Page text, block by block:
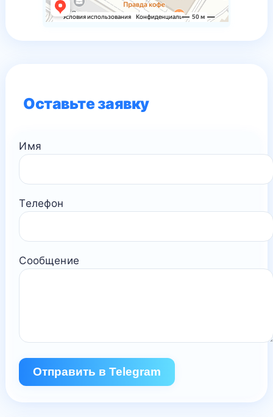
Оставьте заявку
Имя
Телефон
Сообщение
Отправить в Telegram